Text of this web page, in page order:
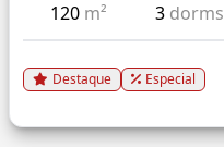
120 m² 3 dorms
Destaque Especial